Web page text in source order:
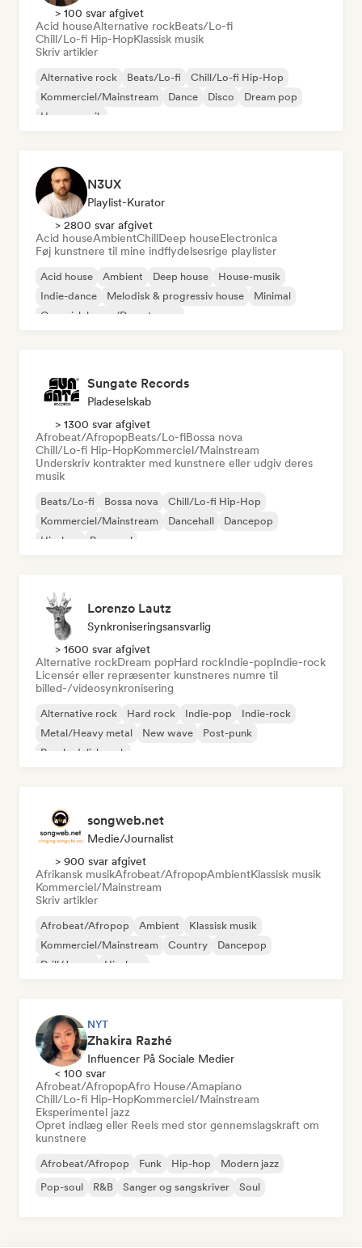
> 100 svar afgivet
Acid houseAlternative rockBeats/Lo-fi
Chill/Lo-fi Hip-HopKlassisk musik
Skriv artikler
Alternative rock Beats/Lo-fi
Chill/Lo-fi Hip-Hop
Kommerciel/Mainstream
Dance Disco
Dream pop
House-musik
N3UX
Playlist-Kurator
> 2800 svar afgivet
Acid houseAmbientChillDeep houseElectronica
Føj kunstnere til mine indflydelsesrige playlister
Acid house Ambient Deep house
House-musik
Indie-dance
Melodisk & progressiv house
Minimal
Organisk house/Downtempo
Sungate Records
Pladeselskab
> 1300 svar afgivet
Afrobeat/AfropopBeats/Lo-fiBossa nova
Chill/Lo-fi Hip-HopKommerciel/Mainstream
Underskriv kontrakter med kunstnere eller udgiv deres
musik
Beats/Lo-fi Bossa nova
Chill/Lo-fi Hip-Hop
Kommerciel/Mainstream
Dancehall
Dancepop
Hip-hop
Pop-soul
Lorenzo Lautz
Synkroniseringsansvarlig
> 1600 svar afgivet
Alternative rockDream popHard rockIndie-popIndie-rock
Licensér eller repræsenter kunstneres numre til
billed-/videosynkronisering
Alternative rock Hard rock Indie-pop
Indie-rock
Metal/Heavy metal
New wave
Post-punk
Psychedelisk rock
songweb.net
Medie/journalist
> 900 svar afgivet
Afrikansk musikAfrobeat/AfropopAmbientKlassisk musik
Kommerciel/Mainstream
Skriv artikler
Afrobeat/Afropop Ambient
Klassisk musik
Kommerciel/Mainstream
Country
Dancepop
Drill/Jersey
Hip-hop
NYT
Zhakira Razhé
Influencer På Sociale Medier
< 100 svar
Afrobeat/AfropopAfro House/Amapiano
Chill/Lo-fi Hip-HopKommerciel/Mainstream
Eksperimentel jazz
Opret indlæg eller Reels med stor gennemslagskraft om
kunstnere
Afrobeat/Afropop Funk Hip-hop
Modern jazz
Pop-soul
R&B Sanger og sangskriver Soul